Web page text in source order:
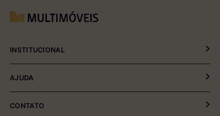
INSTITUCIONAL
Política de Entrega e Devolução
AJUDA
CONTATO